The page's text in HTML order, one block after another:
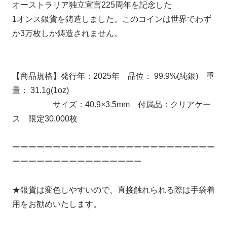
オーストラリア独立宣言225周年を記念した
1オンス銀貨を鋳造しました。このコインは世界でわず
か3万枚しか鋳造されません。
【商品規格】発行年：2025年 品位： 99.9%(純銀) 重
量： 31.1g(1oz)
サイズ：40.9×3.5mm 付属品：クリアケー
ス 限定30,000枚
ーーーーーーーーーーーーーーーーーーーーーーーーー
ーーーーーーーーーーーーーーーー
★銀貨は変色しやすいので、直接触れられる際は手袋着
用をお勧めいたします。